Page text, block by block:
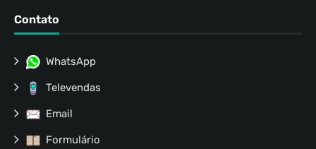
Contato
WhatsApp
Televendas
Email
Formulário